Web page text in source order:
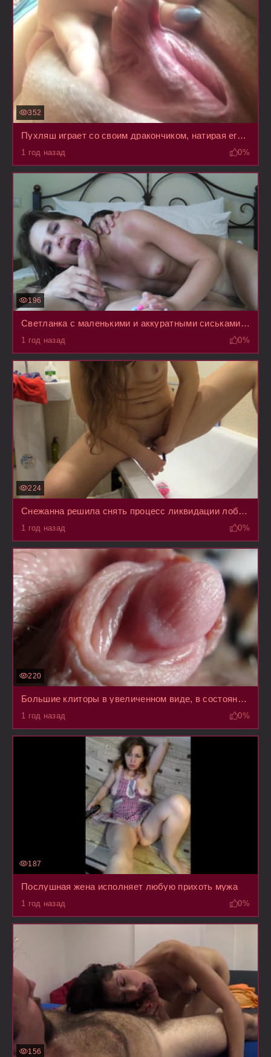
Пухляш играет со своим дракончиком, натирая его пальцами между половых губ
1 год назад 0%
352
Светланка с маленькими и аккуратными сиськами, поеблась с другом и получила кончей на личико
1 год назад 0%
196
Снежанна решила снять процесс ликвидации лобковых волос на камеру и вот что получилось
1 год назад 0%
224
Большие клиторы в увеличенном виде, в состоянии возбуждения очень близкая съемка
1 год назад 0%
220
Послушная жена исполняет любую прихоть мужа
1 год назад 0%
187
156